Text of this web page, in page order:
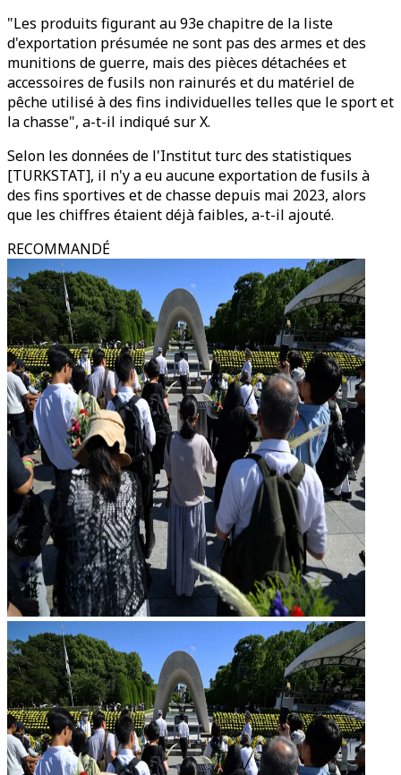
"Les produits figurant au 93e chapitre de la liste
d'exportation présumée ne sont pas des armes et des
munitions de guerre, mais des pièces détachées et
accessoires de fusils non rainurés et du matériel de
pêche utilisé à des fins individuelles telles que le sport et
la chasse", a-t-il indiqué sur X.
Selon les données de l'Institut turc des statistiques
[TURKSTAT], il n'y a eu aucune exportation de fusils à
des fins sportives et de chasse depuis mai 2023, alors
que les chiffres étaient déjà faibles, a-t-il ajouté.
RECOMMANDÉ